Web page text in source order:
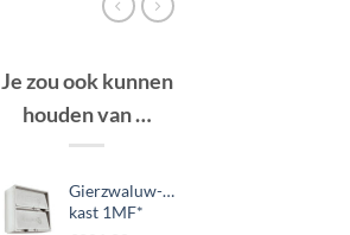
Je zou ook kunnen
houden van …
Gierzwaluw-/vleermuis-
kast 1MF*